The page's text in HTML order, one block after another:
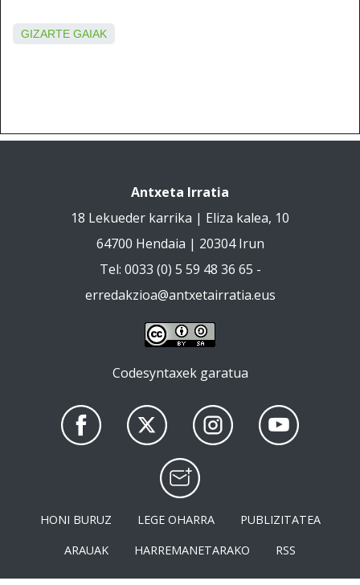
GIZARTE GAIAK
Antxeta Irratia
18 Lekueder karrika | Eliza kalea, 10
64700 Hendaia | 20304 Irun
Tel: 0033 (0) 5 59 48 36 65 -
erredakzioa@antxetairratia.eus
Codesyntaxek garatua
HONI BURUZ LEGE OHARRA
PUBLIZITATEA
ARAUAK
HARREMANETARAKO RSS